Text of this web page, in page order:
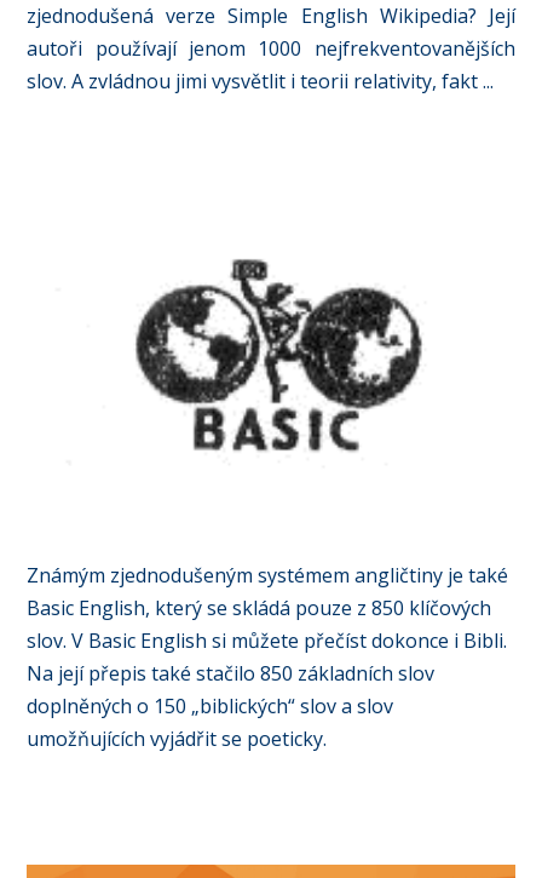
zjednodušená verze Simple English Wikipedia? Její
autoři používají jenom 1000 nejfrekventovanějších
slov. A zvládnou jimi vysvětlit i teorii relativity, fakt ...
Známým zjednodušeným systémem angličtiny je také
Basic English, který se skládá pouze z 850 klíčových
slov. V Basic English si můžete přečíst dokonce i Bibli.
Na její přepis také stačilo 850 základních slov
doplněných o 150 „biblických“ slov a slov
umožňujících vyjádřit se poeticky.